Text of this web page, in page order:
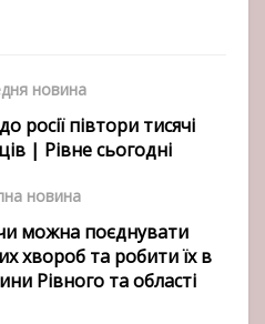
новина
росії півтори тисячі
| Рівне сьогодні
новина
можна поєднувати
хвороб та робити їх в
Рівного та області